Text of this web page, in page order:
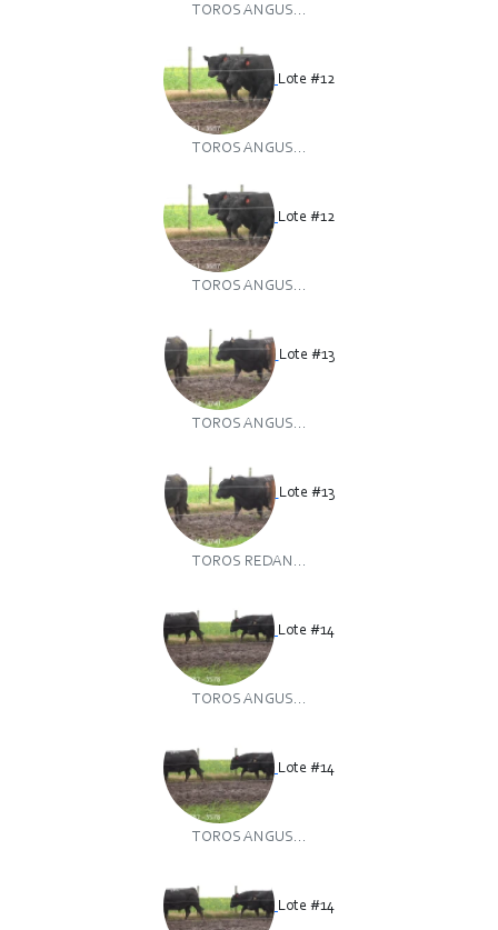
TOROS ANGUS...
Lote #12
TOROS ANGUS...
Lote #12
TOROS ANGUS...
Lote #13
TOROS ANGUS...
Lote #13
TOROS REDAN...
Lote #14
TOROS ANGUS...
Lote #14
TOROS ANGUS...
Lote #14